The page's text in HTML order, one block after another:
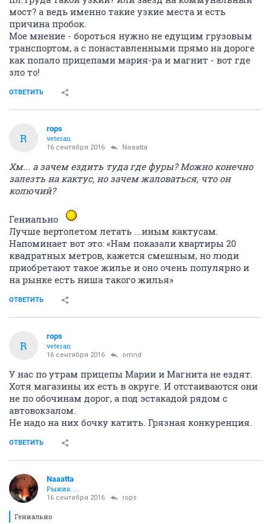
мост? а ведь именно такие узкие места и есть
причина пробок.
Мое мнение - бороться нужно не едущим грузовым
транспортом, а с понаставленными прямо на дороге
как попало прицепами мария-ра и магнит - вот где
зло то!
ОТВЕТИТЬ
R
rops
veteran
16 сентября 2016 Naaatta
Хм... а зачем ездить туда где фуры? Можно конечно
залезть на кактус, но зачем жаловаться, что он
колючий?
Гениально
Лучше вертолетом летать ...иным кактусам.
Напоминает вот это: «Нам показали квартиры 20
квадратных метров, кажется смешным, но люди
приобретают такое жилье и оно очень популярно и
на рынке есть ниша такого жилья»
ОТВЕТИТЬ
R
rops
veteran
16 сентября 2016 omnd
У нас по утрам прицепы Марии и Магнита не ездят.
Хотя магазины их есть в округе. И отстаиваются они
не по обочинам дорог, а под эстакадой рядом с
автовокзалом.
Не надо на них бочку катить. Грязная конкуренция.
ОТВЕТИТЬ
Naaatta
Рыжик.....
16 сентября 2016 rops
Гениально